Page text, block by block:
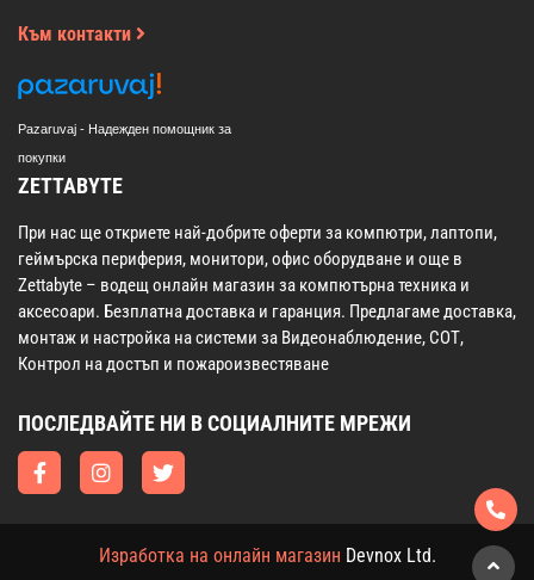
Към контакти
Pazaruvaj - Надежден помощник за
покупки
ZETTABYTE
При нас ще откриете най-добрите оферти за компютри, лаптопи,
геймърска периферия, монитори, офис оборудване и още в
Zettabyte – водещ онлайн магазин за компютърна техника и
аксесоари. Безплатна доставка и гаранция. Предлагаме доставка,
монтаж и настройка на системи за Видеонаблюдение, СОТ,
Контрол на достъп и пожароизвестяване
ПОСЛЕДВАЙТЕ НИ В СОЦИАЛНИТЕ МРЕЖИ
Изработка на онлайн магазин Devnox Ltd.